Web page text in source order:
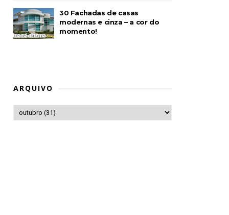
30 Fachadas de casas
modernas e cinza – a cor do
momento!
ARQUIVO